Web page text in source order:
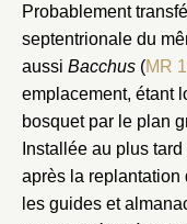
Probablement
septentrionale du
aussi Bacchus (MR
emplacement, étant
bosquet par le plan
Installée au plus
après la replantation
les guides et